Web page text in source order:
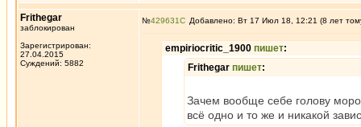
Frithegar
заблокирован
Зарегистрирован:
27.04.2015
Суждений: 5882
№429631 Добавлено: Вт 17 Июл 18, 12:21 (8 лет
empiriocritic_1900 пишет:
Frithegar пишет:
Зачем вообще себе голову
всё одно и то же и никакой